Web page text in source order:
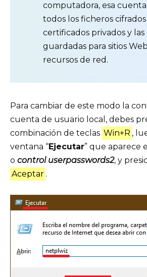
computadora, esa
todos los ficheros cifrados
certificados privados y las
guardadas para sitios
recursos de red.
Para cambiar de este modo la
cuenta de usuario local, debes
combinación de teclas Win+R ,
ventana “Ejecutar” que aparece
o control userpasswords2, y
Aceptar .